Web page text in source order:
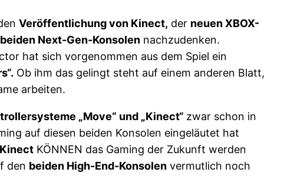
Veröffentlichung von Kinect, der neuen XBOX-
Next-Gen-Konsolen nachzudenken.
hat sich vorgenommen aus dem Spiel ein
Ob ihm das gelingt steht auf einem anderen Blatt,
arbeiten.
„Move“ und „Kinect“ zwar schon in
auf diesen beiden Konsolen eingeläutet hat
KÖNNEN das Gaming der Zukunft werden
den beiden High-End-Konsolen vermutlich noch